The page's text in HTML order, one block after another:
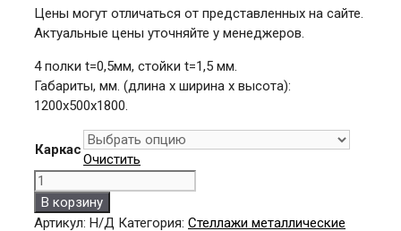
15,532.00 ₽
–
19,701.00 ₽
Цены могут отличаться от представленных на сайте.
Актуальные цены уточняйте у менеджеров.
4 полки t=0,5мм, стойки t=1,5 мм.
Габариты, мм. (длина х ширина х высота):
1200x500x1800.
Каркас
Очистить
Количество
товара
Стеллаж
В корзину
Артикул: Н/Д Категория: Стеллажи металлические